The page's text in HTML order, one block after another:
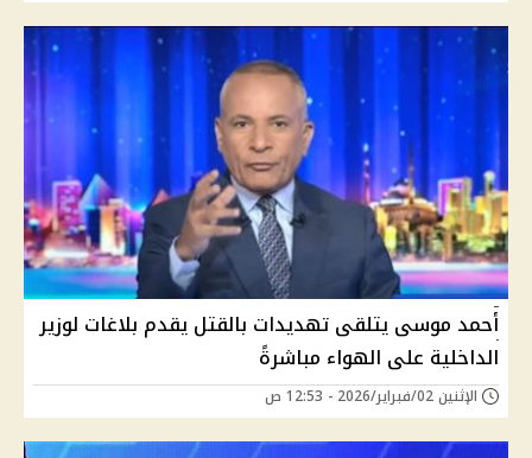
أحمد موسى يتلقى تهديدات بالقتل يقدم بلاغات لوزير
الداخلية على الهواء مباشرةً
الإثنين 02/فبراير/2026 - 12:53 ص